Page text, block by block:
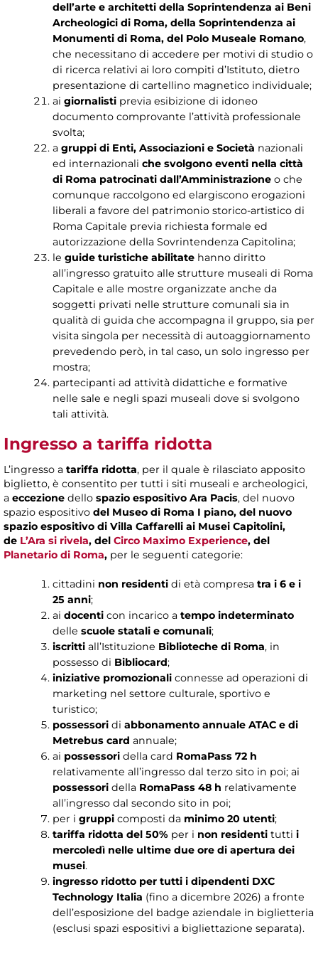
dell’arte e architetti della Soprintendenza ai Beni
Archeologici di Roma, della Soprintendenza ai
Monumenti di Roma, del Polo Museale Romano,
che necessitano di accedere per motivi di studio o
di ricerca relativi ai loro compiti d’Istituto, dietro
presentazione di cartellino magnetico individuale;
ai giornalistiprevia esibizione di idoneo
documento comprovante l’attività professionale
svolta;
a gruppi di Enti, Associazioni e Società nazionali
ed internazionali che svolgono eventi nella città
di Roma patrocinati dall’Amministrazioneo che
comunque raccolgono ed elargiscono erogazioni
liberali a favore del patrimonio storico-artistico di
Roma Capitale previa richiesta formale ed
autorizzazione della Sovrintendenza Capitolina;
le guide turistiche abilitatehanno diritto
all’ingresso gratuito alle strutture museali di Roma
Capitale e alle mostre organizzate anche da
soggetti privati nelle strutture comunali sia in
qualità di guida che accompagna il gruppo, sia per
visita singola per necessità di autoaggiornamento
prevedendo però, in tal caso, un solo ingresso per
mostra;
partecipanti ad attività didattiche e formative
nelle sale e negli spazi museali dove si svolgono
tali attività.
Ingresso a tariffa ridotta
L’ingresso a tariffa ridotta, per il quale è rilasciato apposito
biglietto, è consentito per tutti i siti museali e archeologici,
a eccezione dello spazio espositivo Ara Pacis, del nuovo
spazio espositivo del Museo di Roma I piano, del nuovo
spazio espositivo di Villa Caffarelli ai Musei Capitolini,
de L’Ara si rivela, del Circo Maximo Experience, del
Planetario di Roma, per le seguenti categorie:
cittadini non residentidi età compresa tra i 6 e i
25 anni;
ai docenticon incarico a tempo indeterminato
delle scuole statali e comunali;
iscrittiall’Istituzione Biblioteche di Roma, in
possesso di Bibliocard;
iniziative promozionaliconnesse ad operazioni di
marketing nel settore culturale, sportivo e
turistico;
possessoridi abbonamento annuale ATAC e di
Metrebus card annuale;
ai possessori della card RomaPass 72 h
relativamente all’ingresso dal terzo sito in poi; ai
possessoridella RomaPass 48 h relativamente
all’ingresso dal secondo sito in poi;
per i gruppicomposti da minimo 20 utenti;
tariffa ridotta del 50%per i non residentitutti i
mercoledì nelle ultime due ore di apertura dei
musei.
ingresso ridotto per tutti i dipendenti DXC
Technology Italia (fino a dicembre 2026) a fronte
dell’esposizione del badge aziendale in biglietteria
(esclusi spazi espositivi a bigliettazione separata).